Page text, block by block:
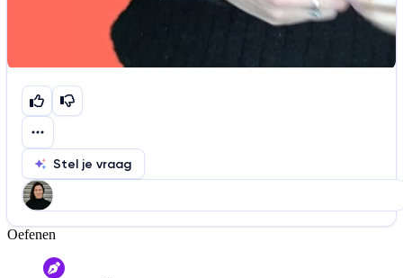
Stel je vraag
Help ons de video te verbeteren
De audio is slecht
Oefenen